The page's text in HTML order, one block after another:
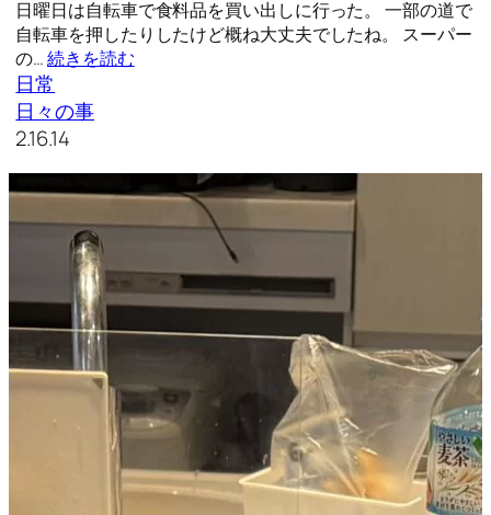
日曜日は自転車で食料品を買い出しに行った。 一部の道で
自転車を押したりしたけど概ね大丈夫でしたね。 スーパー
の…続きを読む
日常
日々の事
2.16.14